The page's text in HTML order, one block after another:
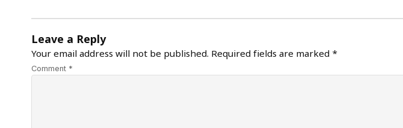
Leave a Reply
Your email address will not be published. Required fields are marked *
Comment *